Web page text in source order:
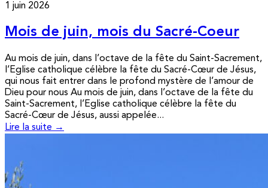
1 juin 2026
Mois de juin, mois du Sacré-Coeur
Au mois de juin, dans l’octave de la fête du Saint-Sacrement,
l’Eglise catholique célèbre la fête du Sacré-Cœur de Jésus,
qui nous fait entrer dans le profond mystère de l’amour de
Dieu pour nous Au mois de juin, dans l’octave de la fête du
Saint-Sacrement, l’Eglise catholique célèbre la fête du
Sacré-Cœur de Jésus, aussi appelée...
Lire la suite →